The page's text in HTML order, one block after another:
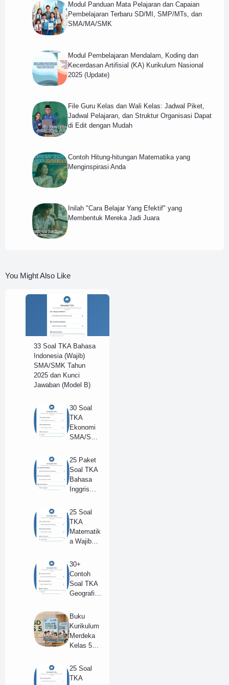
Modul Panduan Mata Pelajaran dan Capaian
Pembelajaran Terbaru SD/MI, SMP/MTs, dan
SMA/MA/SMK
Modul Pembelajaran Mendalam, Koding dan
Kecerdasan Artifisial (KA) Kurikulum Nasional
2025 (Update)
File Guru Kelas dan Wali Kelas: Jadwal Piket,
Jadwal Pelajaran, dan Struktur Organisasi Dapat
di Edit dengan Mudah
Contoh Hitung-hitungan Matematika yang
Menginspirasi Anda
Inilah "Cara Belajar Yang Efektif" yang
Membentuk Mereka Jadi Juara
You Might Also Like
33 Soal TKA Bahasa
Indonesia (Wajib)
SMA/SMK Tahun
2025 dan Kunci
Jawaban (Model B)
30 Soal
TKA
Ekonomi
SMA/SM
2025 dan
Kunci
Jawaban
(B)
25 Paket
Soal TKA
Bahasa
Inggris
SMA/SM
K 2025 +
Kunci
Jawaban
(Model B)
25 Soal
TKA
Matematik
a Wajib
Tahun
2025 +
Kunci
Jawaban
Lengkap
30+
Contoh
Soal TKA
Geografi
K Tahun
2025 dan
Kunci
Jawaban
Buku
Kurikulum
Merdeka
Kelas 5
dan
Siswa) pdf
25 Soal
TKA